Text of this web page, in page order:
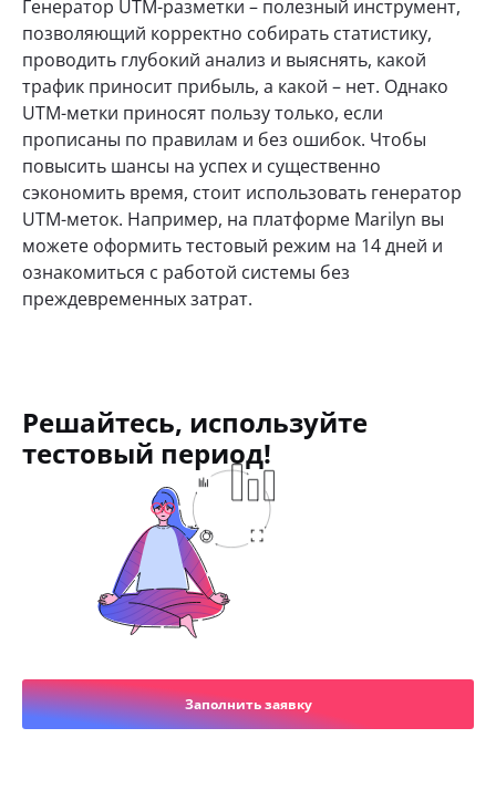
Генератор UTM-разметки – полезный инструмент,
позволяющий корректно собирать статистику,
проводить глубокий анализ и выяснять, какой
трафик приносит прибыль, а какой – нет. Однако
UTM-метки приносят пользу только, если
прописаны по правилам и без ошибок. Чтобы
повысить шансы на успех и существенно
сэкономить время, стоит использовать генератор
UTM-меток. Например, на платформе Marilyn вы
можете оформить тестовый режим на 14 дней и
ознакомиться с работой системы без
преждевременных затрат.
Решайтесь, используйте
тестовый период!
Заполнить заявку